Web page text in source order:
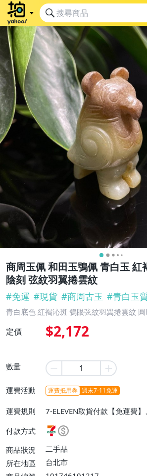
商周玉佩 和田玉鴞佩 青白玉 紅
陰刻 弦紋羽翼捲雲紋
#免運 #現貨 #商周古玉 #青白玉
青白底色 紅褐沁斑 鴞眼弦紋羽翼捲雲紋
定價 $2,172
數量
運費活動 運費抵用券 週末7-11免運
運費規則
7-ELEVEN取貨付款【免運費
【免運費】
付款方式
商品狀況
二手品
所在地區
台北市